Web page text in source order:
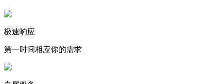
极速响应
第一时间相应你的需求